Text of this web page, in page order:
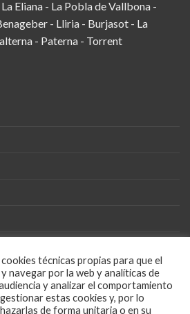
Eliana - La Pobla de Vallbona -
- Lliria - Burjasot - La
- Paterna - Torrent
técnicas propias para que el
navegar por la web y analíticas de
y analizar el comportamiento
estas cookies y, por lo
de forma unitaria o en su